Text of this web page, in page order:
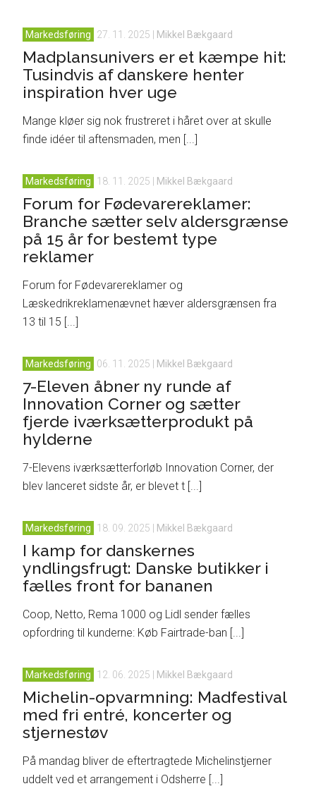
Markedsføring 27. 11. 2025 Mikkel Bækgaard
Madplansunivers er et kæmpe hit:
Tusindvis af danskere henter
inspiration hver uge
Mange kløer sig nok frustreret i håret over at skulle
finde idéer til aftensmaden, men [...]
Markedsføring 18. 11. 2025 Mikkel Bækgaard
Forum for Fødevarereklamer:
Branche sætter selv aldersgrænse
på 15 år for bestemt type
reklamer
Forum for Fødevarereklamer og
Læskedrikreklamenævnet hæver aldersgrænsen fra
13 til 15 [...]
Markedsføring 06. 11. 2025 Mikkel Bækgaard
7-Eleven åbner ny runde af
Innovation Corner og sætter
fjerde iværksætterprodukt på
hylderne
7-Elevens iværksætterforløb Innovation Corner, der
blev lanceret sidste år, er blevet t [...]
Markedsføring 18. 09. 2025 Mikkel Bækgaard
I kamp for danskernes
yndlingsfrugt: Danske butikker i
fælles front for bananen
Coop, Netto, Rema 1000 og Lidl sender fælles
opfordring til kunderne: Køb Fairtrade-ban [...]
Markedsføring 12. 06. 2025 Mikkel Bækgaard
Michelin-opvarmning: Madfestival
med fri entré, koncerter og
stjernestøv
På mandag bliver de eftertragtede Michelinstjerner
uddelt ved et arrangement i Odsherre [...]